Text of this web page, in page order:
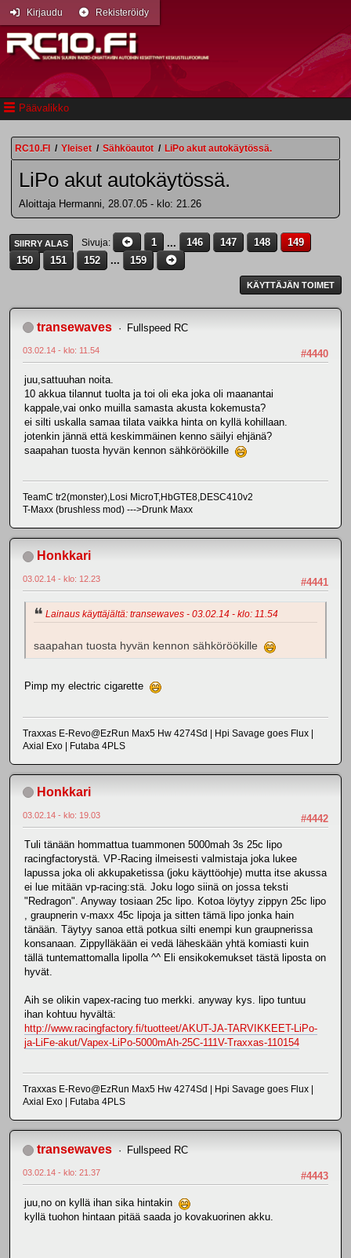
Päävalikko
Kirjaudu Rekisteröidy
RC10.FI / Yleiset / Sähköautot / LiPo akut autokäytössä.
LiPo akut autokäytössä.
Aloittaja Hermanni, 28.07.05 - klo: 21.26
SIIRRY ALAS Sivuja 1 ... 146 147 148
149
150
151 152 ... 159
KÄYTTÄJÄN TOIMET
transewaves Fullspeed RC
#4440
03.02.14 - klo: 11.54
juu,sattuuhan noita.
10 akkua tilannut tuolta ja toi oli eka joka oli maanantai
kappale,vai onko muilla samasta akusta kokemusta?
ei silti uskalla samaa tilata vaikka hinta on kyllä kohillaan.
jotenkin jännä että keskimmäinen kenno säilyi ehjänä?
saapahan tuosta hyvän kennon sähköröökille
TeamC tr2(monster),Losi MicroT,HbGTE8,DESC410v2
T-Maxx (brushless mod) --->Drunk Maxx
Honkkari
#4441
03.02.14 - klo: 12.23
Lainaus käyttäjältä: transewaves - 03.02.14 - klo: 11.54
saapahan tuosta hyvän kennon sähköröökille
Pimp my electric cigarette
Traxxas E-Revo@EzRun Max5 Hw 4274Sd | Hpi Savage goes Flux |
Axial Exo | Futaba 4PLS
Honkkari
#4442
03.02.14 - klo: 19.03
Tuli tänään hommattua tuammonen 5000mah 3s 25c lipo
racingfactorystä. VP-Racing ilmeisesti valmistaja joka lukee
lapussa joka oli akkupaketissa (joku käyttöohje) mutta itse akussa
ei lue mitään vp-racing:stä. Joku logo siinä on jossa teksti
"Redragon". Anyway tosiaan 25c lipo. Kotoa löytyy zippyn 25c lipo
, graupnerin v-maxx 45c lipoja ja sitten tämä lipo jonka hain
tänään. Täytyy sanoa että potkua silti enempi kun graupnerissa
konsanaan. Zippylläkään ei vedä läheskään yhtä komiasti kuin
tällä tuntemattomalla lipolla ^^ Eli ensikokemukset tästä liposta on
hyvät.
Aih se olikin vapex-racing tuo merkki. anyway kys. lipo tuntuu
ihan kohtuu hyvältä:
http://www.racingfactory.fi/tuotteet/AKUT-JA-TARVIKKEET-LiPo-
ja-LiFe-akut/Vapex-LiPo-5000mAh-25C-111V-Traxxas-110154
Traxxas E-Revo@EzRun Max5 Hw 4274Sd | Hpi Savage goes Flux |
Axial Exo | Futaba 4PLS
transewaves Fullspeed RC
#4443
03.02.14 - klo: 21.37
juu,no on kyllä ihan sika hintakin
kyllä tuohon hintaan pitää saada jo kovakuorinen akku.